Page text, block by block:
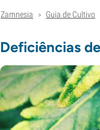
Zamnesia > Guia de Cultivo
Deficiências